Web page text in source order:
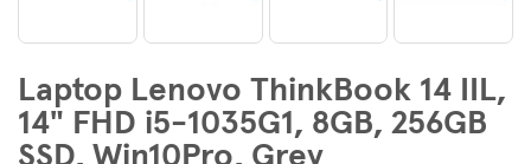
Laptop Lenovo ThinkBook 14 IIL,
14" FHD i5-1035G1, 8GB, 256GB
SSD, Win10Pro, Grey